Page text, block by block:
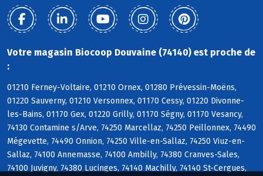
Votre magasin Biocoop Douvaine (74140) est proche de
:
01210 Ferney-Voltaire, 01210 Ornex, 01280 Prévessin-Moëns,
01220 Sauverny, 01210 Versonnex, 01170 Cessy, 01220 Divonne-
les-Bains, 01170 Gex, 01220 Grilly, 01170 Ségny, 01170 Vesancy,
74130 Contamine s/Arve, 74250 Marcellaz, 74250 Peillonnex, 74490
Mégevette, 74490 Onnion, 74250 Ville-en-Sallaz, 74250 Viuz-en-
Sallaz, 74100 Annemasse, 74100 Ambilly, 74380 Cranves-Sales,
74100 Juvigny, 74380 Lucinges, 74140 Machilly, 74140 St-Cergues,